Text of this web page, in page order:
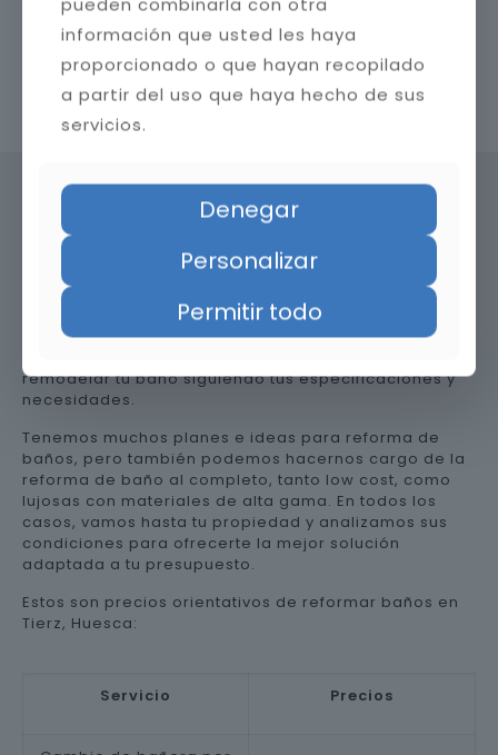
Contacta con nosotros
Precio de reformar el baño en
remodelar tu baño siguiendo tus especificaciones y
necesidades.
Tenemos muchos planes e ideas para reforma de
baños, pero también podemos hacernos cargo de la
reforma de baño al completo, tanto low cost, como
lujosas con materiales de alta gama. En todos los
casos, vamos hasta tu propiedad y analizamos sus
condiciones para ofrecerte la mejor solución
adaptada a tu presupuesto.
Estos son precios orientativos de reformar baños en
Tierz, Huesca:
Servicio Precios
información que usted les haya
proporcionado o que hayan recopilado
a partir del uso que haya hecho de sus
servicios.
Denegar
Personalizar
Permitir todo